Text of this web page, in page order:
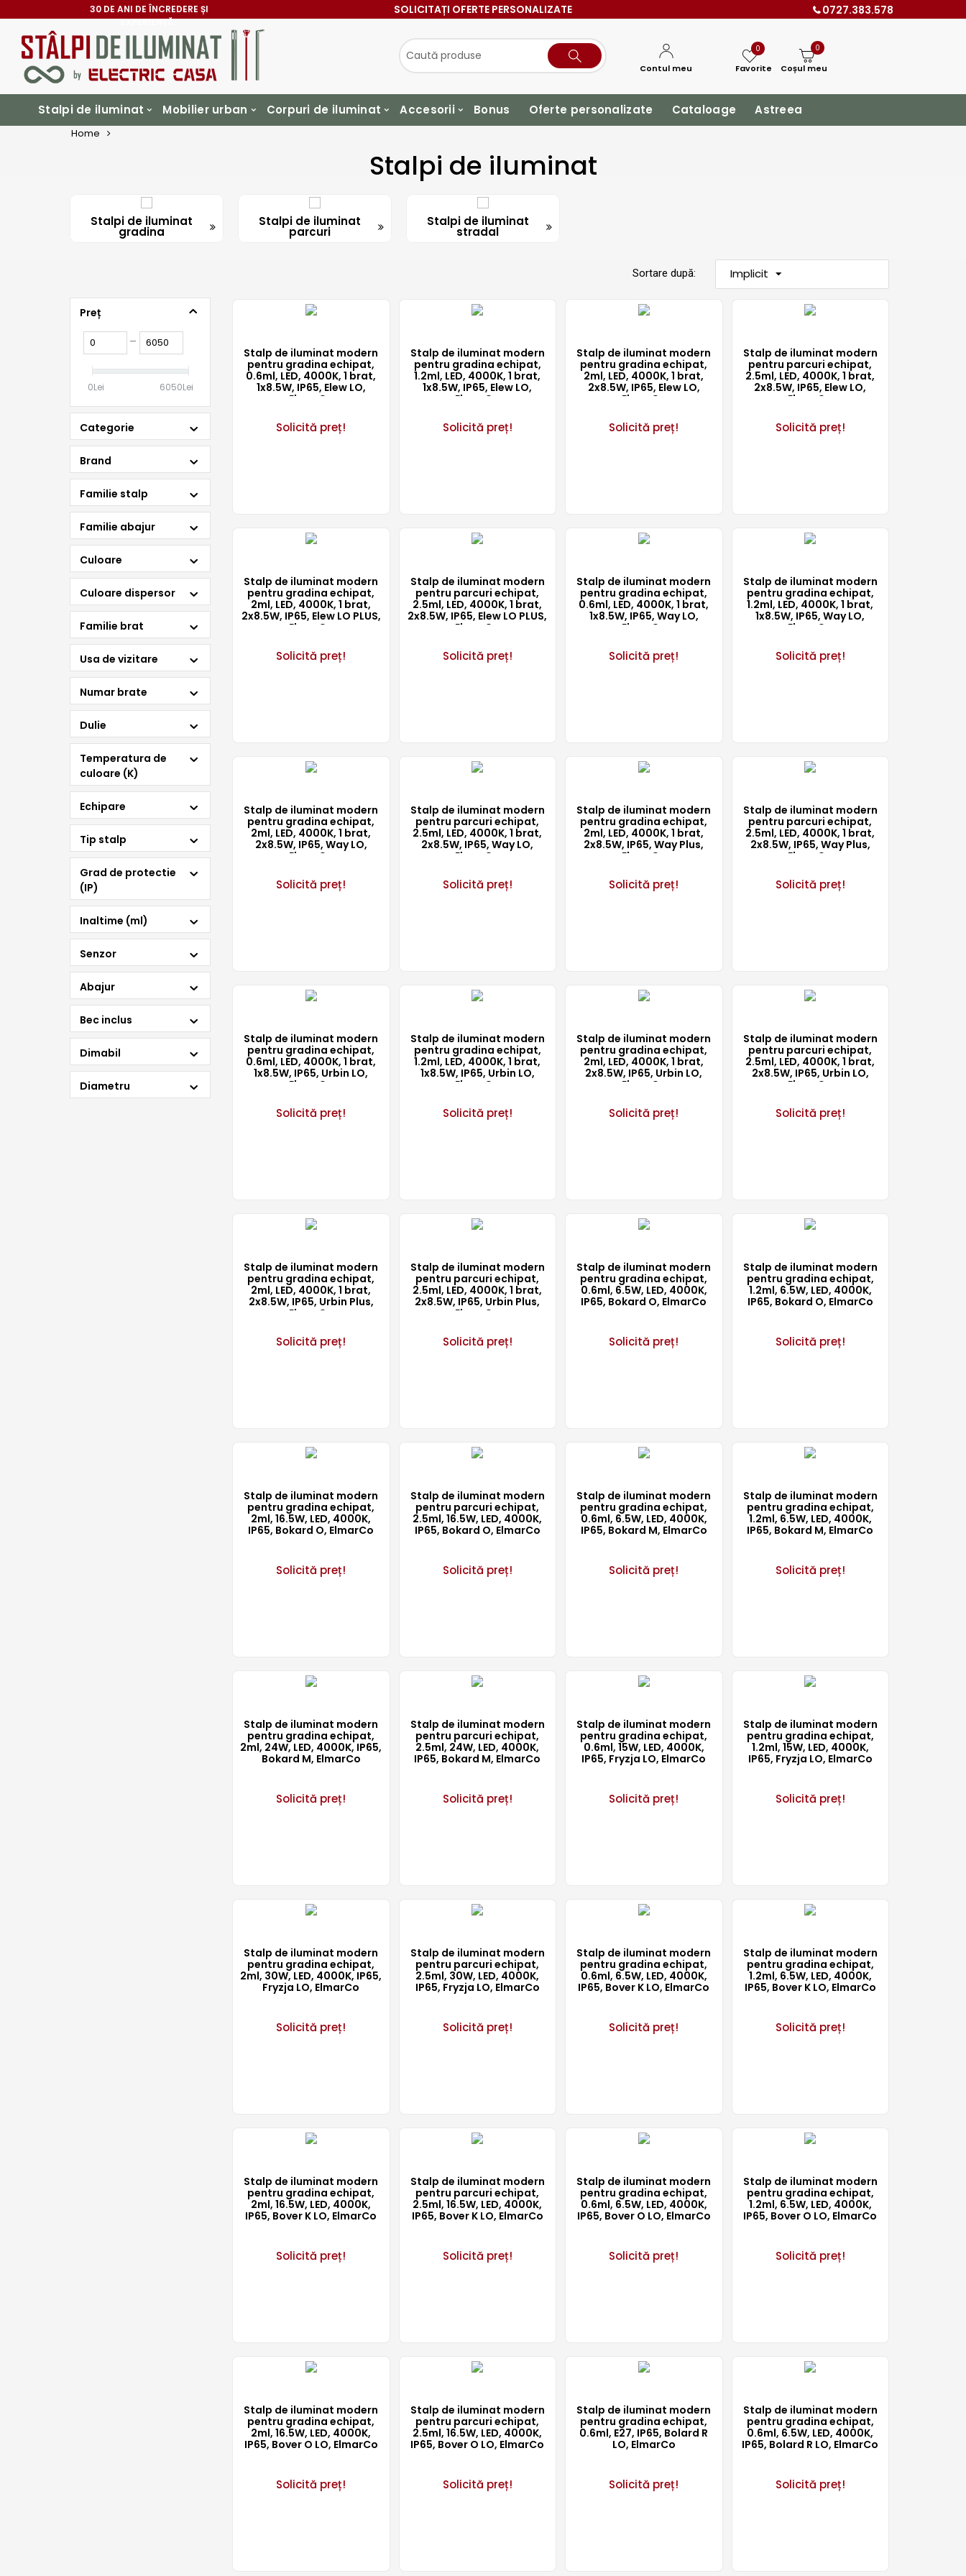
30 DE ANI DE ÎNCREDERE ȘI
EXPERIENȚĂ!
UNICE ÎN ROMÂNIA SOLICITAȚI OFERTE PERSONALIZATE 0727.383.578
Contul meu Favorite
0 0
Coșul meu
Stalpi de iluminat Mobilier urban Corpuri de iluminat Accesorii Bonus Oferte personalizate Cataloage Astreea
Home
Stalpi de iluminat
Stalpi de iluminat
gradina
Stalpi de iluminat
parcuri
Stalpi de iluminat
stradal
Preț
–
0Lei 6050Lei
Categorie
Brand
Familie stalp
Familie abajur
Culoare
Culoare dispersor
Familie brat
Usa de vizitare
Numar brate
Dulie
Temperatura de
culoare (K)
Echipare
Tip stalp
Grad de protectie
(IP)
Inaltime (ml)
Senzor
Abajur
Bec inclus
Dimabil
Diametru
Implicit
Stalp de iluminat modern
pentru gradina echipat,
0.6ml, LED, 4000K, 1 brat,
1x8.5W, IP65, Elew LO,
ElmarCo
Solicită preț!
Stalp de iluminat modern
pentru gradina echipat,
1.2ml, LED, 4000K, 1 brat,
1x8.5W, IP65, Elew LO,
ElmarCo
Solicită preț!
Stalp de iluminat modern
pentru gradina echipat,
2ml, LED, 4000K, 1 brat,
2x8.5W, IP65, Elew LO,
ElmarCo
Solicită preț!
Stalp de iluminat modern
pentru parcuri echipat,
2.5ml, LED, 4000K, 1 brat,
2x8.5W, IP65, Elew LO,
ElmarCo
Solicită preț!
Stalp de iluminat modern
pentru gradina echipat,
2ml, LED, 4000K, 1 brat,
2x8.5W, IP65, Elew LO PLUS,
ElmarCo
Solicită preț!
Stalp de iluminat modern
pentru parcuri echipat,
2.5ml, LED, 4000K, 1 brat,
2x8.5W, IP65, Elew LO PLUS,
ElmarCo
Solicită preț!
Stalp de iluminat modern
pentru gradina echipat,
0.6ml, LED, 4000K, 1 brat,
1x8.5W, IP65, Way LO,
ElmarCo
Solicită preț!
Stalp de iluminat modern
pentru gradina echipat,
1.2ml, LED, 4000K, 1 brat,
1x8.5W, IP65, Way LO,
ElmarCo
Solicită preț!
Stalp de iluminat modern
pentru gradina echipat,
2ml, LED, 4000K, 1 brat,
2x8.5W, IP65, Way LO,
ElmarCo
Solicită preț!
Stalp de iluminat modern
pentru parcuri echipat,
2.5ml, LED, 4000K, 1 brat,
2x8.5W, IP65, Way LO,
ElmarCo
Solicită preț!
Stalp de iluminat modern
pentru gradina echipat,
2ml, LED, 4000K, 1 brat,
2x8.5W, IP65, Way Plus,
ElmarCo
Solicită preț!
Stalp de iluminat modern
pentru parcuri echipat,
2.5ml, LED, 4000K, 1 brat,
2x8.5W, IP65, Way Plus,
ElmarCo
Solicită preț!
Stalp de iluminat modern
pentru gradina echipat,
0.6ml, LED, 4000K, 1 brat,
1x8.5W, IP65, Urbin LO,
ElmarCo
Solicită preț!
Stalp de iluminat modern
pentru gradina echipat,
1.2ml, LED, 4000K, 1 brat,
1x8.5W, IP65, Urbin LO,
ElmarCo
Solicită preț!
Stalp de iluminat modern
pentru gradina echipat,
2ml, LED, 4000K, 1 brat,
2x8.5W, IP65, Urbin LO,
ElmarCo
Solicită preț!
Stalp de iluminat modern
pentru parcuri echipat,
2.5ml, LED, 4000K, 1 brat,
2x8.5W, IP65, Urbin LO,
ElmarCo
Solicită preț!
Stalp de iluminat modern
pentru gradina echipat,
2ml, LED, 4000K, 1 brat,
2x8.5W, IP65, Urbin Plus,
ElmarCo
Solicită preț!
Stalp de iluminat modern
pentru parcuri echipat,
2.5ml, LED, 4000K, 1 brat,
2x8.5W, IP65, Urbin Plus,
ElmarCo
Solicită preț!
Stalp de iluminat modern
pentru gradina echipat,
0.6ml, 6.5W, LED, 4000K,
IP65, Bokard O, ElmarCo
Solicită preț!
Stalp de iluminat modern
pentru gradina echipat,
1.2ml, 6.5W, LED, 4000K,
IP65, Bokard O, ElmarCo
Solicită preț!
Stalp de iluminat modern
pentru gradina echipat,
2ml, 16.5W, LED, 4000K,
IP65, Bokard O, ElmarCo
Solicită preț!
Stalp de iluminat modern
pentru parcuri echipat,
2.5ml, 16.5W, LED, 4000K,
IP65, Bokard O, ElmarCo
Solicită preț!
Stalp de iluminat modern
pentru gradina echipat,
0.6ml, 6.5W, LED, 4000K,
IP65, Bokard M, ElmarCo
Solicită preț!
Stalp de iluminat modern
pentru gradina echipat,
1.2ml, 6.5W, LED, 4000K,
IP65, Bokard M, ElmarCo
Solicită preț!
Stalp de iluminat modern
pentru gradina echipat,
2ml, 24W, LED, 4000K, IP65,
Bokard M, ElmarCo
Solicită preț!
Stalp de iluminat modern
pentru parcuri echipat,
2.5ml, 24W, LED, 4000K,
IP65, Bokard M, ElmarCo
Solicită preț!
Stalp de iluminat modern
pentru gradina echipat,
0.6ml, 15W, LED, 4000K,
IP65, Fryzja LO, ElmarCo
Solicită preț!
Stalp de iluminat modern
pentru gradina echipat,
1.2ml, 15W, LED, 4000K,
IP65, Fryzja LO, ElmarCo
Solicită preț!
Stalp de iluminat modern
pentru gradina echipat,
2ml, 30W, LED, 4000K, IP65,
Fryzja LO, ElmarCo
Solicită preț!
Stalp de iluminat modern
pentru parcuri echipat,
2.5ml, 30W, LED, 4000K,
IP65, Fryzja LO, ElmarCo
Solicită preț!
Stalp de iluminat modern
pentru gradina echipat,
0.6ml, 6.5W, LED, 4000K,
IP65, Bover K LO, ElmarCo
Solicită preț!
Stalp de iluminat modern
pentru gradina echipat,
1.2ml, 6.5W, LED, 4000K,
IP65, Bover K LO, ElmarCo
Solicită preț!
Stalp de iluminat modern
pentru gradina echipat,
2ml, 16.5W, LED, 4000K,
IP65, Bover K LO, ElmarCo
Solicită preț!
Stalp de iluminat modern
pentru parcuri echipat,
2.5ml, 16.5W, LED, 4000K,
IP65, Bover K LO, ElmarCo
Solicită preț!
Stalp de iluminat modern
pentru gradina echipat,
0.6ml, 6.5W, LED, 4000K,
IP65, Bover O LO, ElmarCo
Solicită preț!
Stalp de iluminat modern
pentru gradina echipat,
1.2ml, 6.5W, LED, 4000K,
IP65, Bover O LO, ElmarCo
Solicită preț!
Stalp de iluminat modern
pentru gradina echipat,
2ml, 16.5W, LED, 4000K,
IP65, Bover O LO, ElmarCo
Solicită preț!
Stalp de iluminat modern
pentru parcuri echipat,
2.5ml, 16.5W, LED, 4000K,
IP65, Bover O LO, ElmarCo
Solicită preț!
Stalp de iluminat modern
pentru gradina echipat,
0.6ml, E27, IP65, Bolard R
LO, ElmarCo
Solicită preț!
Stalp de iluminat modern
pentru gradina echipat,
0.6ml, 6.5W, LED, 4000K,
IP65, Bolard R LO, ElmarCo
Solicită preț!